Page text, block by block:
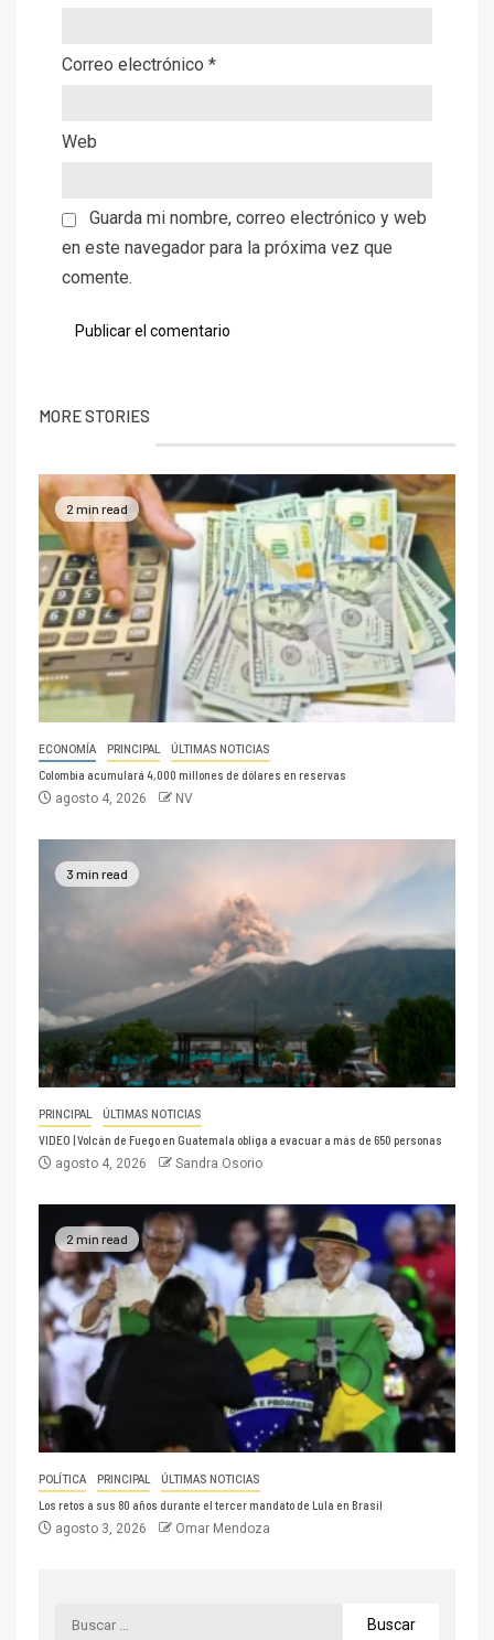
Correo electrónico *
Web
Guarda mi nombre, correo electrónico y web
en este navegador para la próxima vez que
comente.
MORE STORIES
2 min read
ECONOMÍA PRINCIPAL ÚLTIMAS NOTICIAS
Colombia acumulará 4,000 millones de dólares en reservas
agosto 4, 2026 NV
3 min read
PRINCIPAL ÚLTIMAS NOTICIAS
VIDEO | Volcán de Fuego en Guatemala obliga a evacuar a más de 650 personas
agosto 4, 2026 Sandra Osorio
2 min read
POLÍTICA PRINCIPAL ÚLTIMAS NOTICIAS
Los retos a sus 80 años durante el tercer mandato de Lula en Brasil
agosto 3, 2026 Omar Mendoza